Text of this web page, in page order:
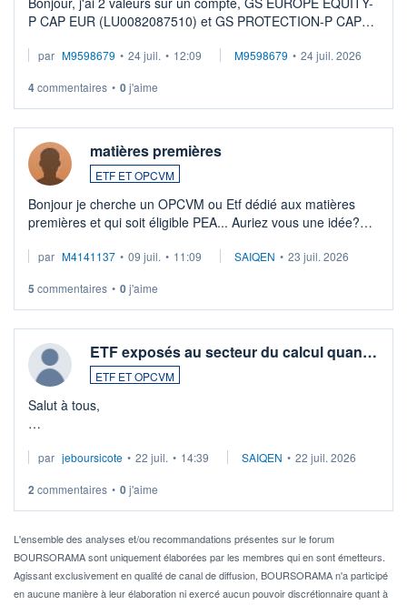
P CAP EUR (LU0082087510) et GS PROTECTION-P CAP
veux procéder à la vente, on me signale ...
par M9598679 • 24 juil. • 12:09 M9598679 • 24 juil. 2026
4commentaires • 0j'aime
matières premières
ETF ET OPCVM
Bonjour je cherche un OPCVM ou Etf dédié aux matières
premières et qui soit éligible PEA... Auriez vous une idée?
par M4141137 • 09 juil. • 11:09 SAIQEN • 23 juil. 2026
5 commentaires • 0j'aime
ETF exposés au secteur du calcul quan…
ETF ET OPCVM
Salut à tous,
via un ETF plutôt que des actions individuelles.
Idéalement, je voudrais qu'il soit éligible au PEA.
Pour l' ...
par jeboursicote • 22 juil. • 14:39 SAIQEN • 22 juil. 2026
2 commentaires • 0j'aime
L'ensemble des analyses et/ou recommandations présentes sur le forum
BOURSORAMA sont uniquement élaborées par les membres qui en sont émetteurs.
Agissant exclusivement en qualité de canal de diffusion, BOURSORAMA n'a participé
en aucune manière à leur élaboration ni exercé aucun pouvoir discrétionnaire quant à